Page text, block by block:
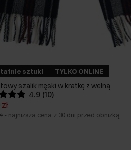
sztuki TYLKO ONLINE
szalik męski w kratkę z wełną
4.9 (10)
- najniższa cena z 30 dni przed obniżką